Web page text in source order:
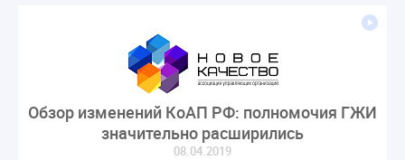
Обзор изменений КоАП РФ: полномочия ГЖИ
значительно расширились
08.04.2019